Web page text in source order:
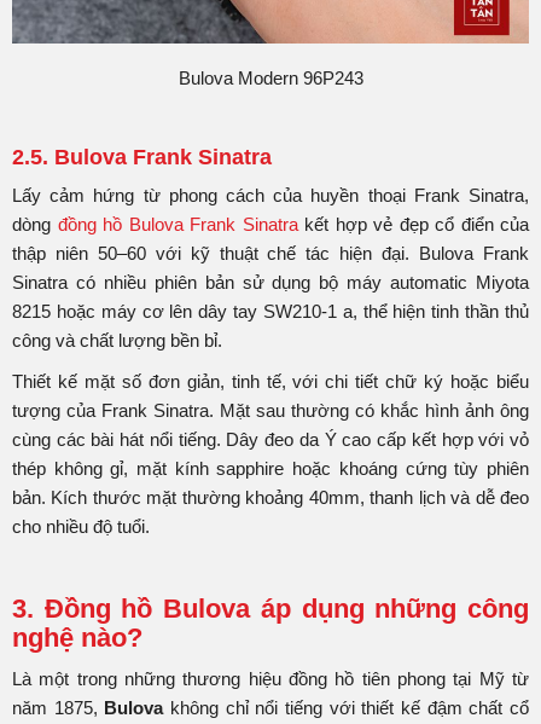
Bulova Modern 96P243
2.5. Bulova Frank Sinatra
Lấy cảm hứng từ phong cách của huyền thoại Frank Sinatra,
dòng đồng hồ Bulova Frank Sinatrakết hợp vẻ đẹp cổ điển của
thập niên 50–60 với kỹ thuật chế tác hiện đại. Bulova Frank
Sinatra có nhiều phiên bản sử dụng bộ máy automatic Miyota
8215 hoặc máy cơ lên dây tay SW210-1 a, thể hiện tinh thần thủ
công và chất lượng bền bỉ.
Thiết kế mặt số đơn giản, tinh tế, với chi tiết chữ ký hoặc biểu
tượng của Frank Sinatra. Mặt sau thường có khắc hình ảnh ông
cùng các bài hát nổi tiếng. Dây đeo da Ý cao cấp kết hợp với vỏ
thép không gỉ, mặt kính sapphire hoặc khoáng cứng tùy phiên
bản. Kích thước mặt thường khoảng 40mm, thanh lịch và dễ đeo
cho nhiều độ tuổi.
3. Đồng hồ Bulova áp dụng những công
nghệ nào?
Là một trong những thương hiệu đồng hồ tiên phong tại Mỹ từ
năm 1875, Bulova không chỉ nổi tiếng với thiết kế đậm chất cổ